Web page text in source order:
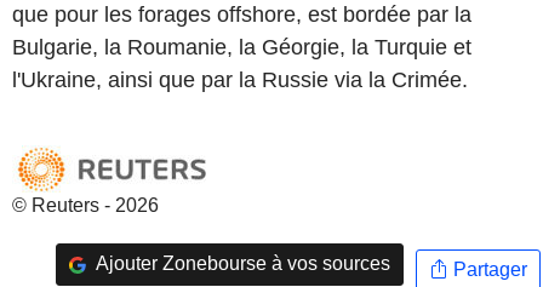
que pour les forages offshore, est bordée par la
Bulgarie, la Roumanie, la Géorgie, la Turquie et
l'Ukraine, ainsi que par la Russie via la Crimée.
© Reuters - 2026
Ajouter Zonebourse à vos sources Partager